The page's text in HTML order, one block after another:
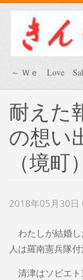
～ Ｗｅ Love
耐えた
の想
（境町
2018年05月30日
わたしが結婚し
人は羅南憲兵隊
清津はソビエト